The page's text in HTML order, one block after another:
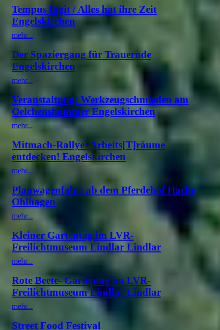
Tempus fugit / Alles hat ihre Zeit
Engelskirchen
mehr...
Der Spaziergang für Trauernde
Engelskirchen
mehr...
Veranstaltung: Werkzeugschmieden am
Oelchenshammer Engelskirchen
mehr...
Mitmach-Rallye: Arbeits[T]räume
entdecken! Engelskirchen
mehr...
Planwagenfahrt ab dem Pferdehof Hacke
Ohlhagen
mehr...
Kleiner Gartentag im LVR-
Freilichtmuseum Lindlar Lindlar
mehr...
Rote Beete- Gartentag im LVR-
Freilichtmuseum Lindlar Lindlar
mehr...
Street Food Festival